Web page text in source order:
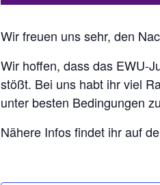
Wir freuen uns sehr, den
Wir hoffen, dass das EWU-
stößt. Bei uns habt ihr viel
unter besten Bedingungen
Nähere Infos findet ihr auf